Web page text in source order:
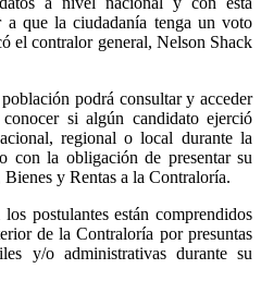
a que la ciudadanía tenga un voto
el contralor general, Nelson Shack
podrá consultar y acceder
si algún candidato ejerció
regional o local durante la
con la obligación de presentar su
y Rentas a la Contraloría.
postulantes están comprendidos
de la Contraloría por presuntas
y/o administrativas durante su